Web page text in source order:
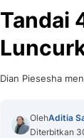
Tandai
Dian Piesesha
OlehAditia
Diterbitkan